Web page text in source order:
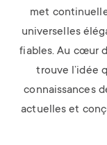
met
universelles
fiables. Au cœur
trouve l’idée
connaissances
actuelles et